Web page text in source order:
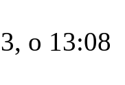
o 13:08